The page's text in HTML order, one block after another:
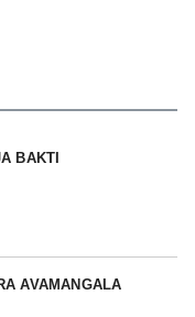
BAKTI
AVAMANGALA